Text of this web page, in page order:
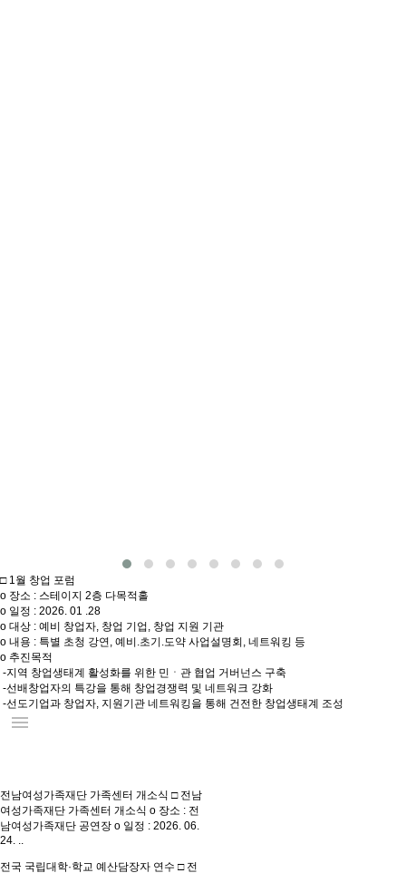
□ 1월 창업 포럼
o 장소 : 스테이지 2층 다목적홀
o 일정 : 2026. 01 .28
o 대상 : 예비 창업자, 창업 기업, 창업 지원 기관
o 내용 : 특별 초청 강연, 예비.초기.도약 사업설명회, 네트워킹 등
o 추진목적
-지역 창업생태계 활성화를 위한 민ㆍ관 협업 거버넌스 구축
-선배창업자의 특강을 통해 창업경쟁력 및 네트워크 강화
-선도기업과 창업자, 지원기관 네트워킹을 통해 건전한 창업생태계 조성
menu
전남여성가족재단 가족센터 개소식 □ 전남
여성가족재단 가족센터 개소식 o 장소 : 전
남여성가족재단 공연장 o 일정 : 2026. 06.
24. ..
전국 국립대학·학교 예산담장자 연수 □ 전